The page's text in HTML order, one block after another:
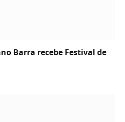
Barra recebe Festival de